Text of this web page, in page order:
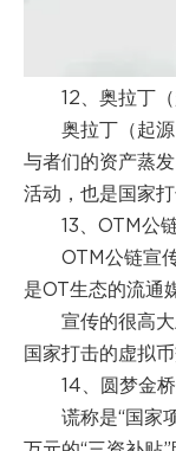
12、奥拉丁（
奥拉丁（起
与者们的资产蒸
活动，也是国家
13、OTM公
OTM公链宣
是OT生态的流通
宣传的很高
国家打击的虚拟
14、圆梦金
谎称是“国家